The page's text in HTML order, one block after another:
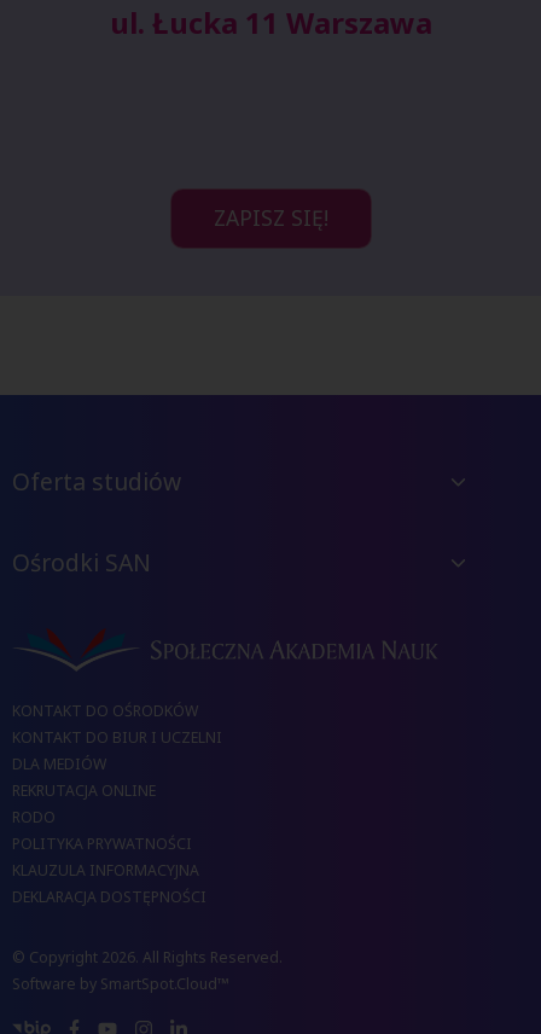
ul. Łucka 11 Warszawa
ZAPISZ SIĘ!
Oferta studiów
Ośrodki SAN
KONTAKT DO OŚRODKÓW
KONTAKT DO BIUR I UCZELNI
DLA MEDIÓW
REKRUTACJA ONLINE
RODO
POLITYKA PRYWATNOŚCI
KLAUZULA INFORMACYJNA
DEKLARACJA DOSTĘPNOŚCI
© Copyright 2026. All Rights Reserved.
Software by SmartSpot.Cloud™